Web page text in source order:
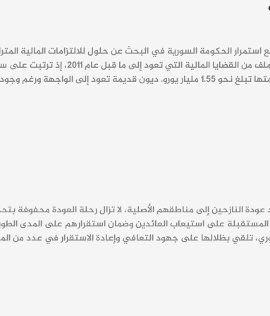
استمرار الحكومة السورية في البحث عن حلول للالتزامات المالية
تنشيط الاقتصاد وجذب الاستثمارات بعد سنوات من
وجود توجيه رئاسي…
عودة النازحين إلى مناطقهم الأصلية، لا تزال رحلة العودة
على استيعاب العائدين وضمان استقرارهم على المدى
تلقي بظلالها على جهود التعافي وإعادة الاستقرار في عدد